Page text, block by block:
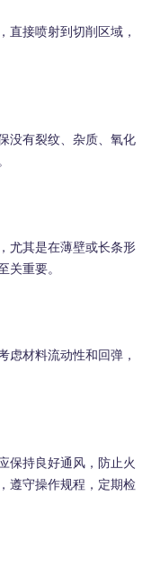
接喷射到切削区域，
有裂纹、杂质、氧化
其是在薄壁或长条形
重要。
材料流动性和回弹，
持良好通风，防止火
遵守操作规程，定期检